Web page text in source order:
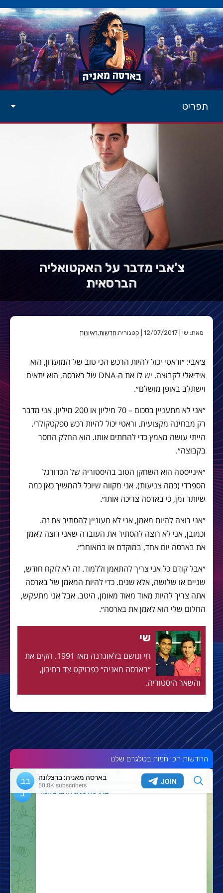
תפריט
צ'אבי מדבר על האקטואליה
הברסאית
מאת: שי | 12/07/2017 | קטגוריה: חדשות,ראיונות
צ׳אבי: ״וראטי יכול להיות הרכש הכי טוב של המועדון, הוא
אידיאלי לקבוצה. יש לו את ה-DNA של בארסה, הוא יתאים
וישתלב באופן מושלם״.
״אני לא מתעניין בסכום – 70 מיליון או 200 מיליון. אני מדבר
רק מבחינה מקצועית. וראטי יכול להיות רכש ספקטקולרי.
הייתי עושה מאמץ כדי להחתים אותו. הוא החלק החסר
בקבוצה״.
״אינייסטה הוא השחקן הטוב בהיסטוריה של הכדורגל
הספרדי (כמה צניעות). אני מקווה שיוכל להמשיך כאן כמה
שיותר זמן, כי בארסה צריכה אותו״.
״אני רוצה להיות מאמן, אני לא מעוניין להסתיר את זה.
וכמובן, אני לא רוצה להסתיר את העובדה שאני רוצה לאמן
את בארסה יום אחד, במוקדם או במאוחר״.
״אבל קודם כל אני צריך להתאמן וללמוד. זה לא לוקח חודש,
שניים או שלושה, אלא שנים. כדי להיות המאמן של בארסה
אתה צריך להיות מאוד מאוד מאומן, היטב. אבל אני מתעקש,
החלום שלי הוא לאמן את בארסה״.
שי
חי ונושם בלאוגרנה מאז 1991. הקים את
״בארסה מאניה״ כפרויקט צד בתיכון,
והשאר היסטוריה.
החדשות הכי חמות בטלגרם שלנו